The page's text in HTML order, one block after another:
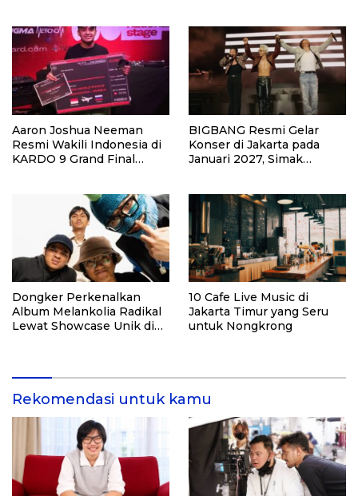
Aaron Joshua Neeman
Resmi Wakili Indonesia di
KARDO 9 Grand Final
BIGBANG Resmi Gelar
Konser di Jakarta pada
Januari 2027, Simak
Dongker Perkenalkan
Album Melankolia Radikal
Lewat Showcase Unik di
10 Cafe Live Music di
Jakarta Timur yang Seru
untuk Nongkrong
Rekomendasi untuk kamu